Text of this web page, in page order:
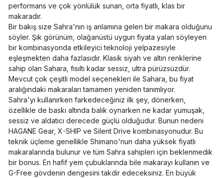
performans ve çok yönlülük sunan, orta fiyatlı, klas bir
makaradır.
Bir bakış size Sahra'nın iş anlamına gelen bir makara olduğunu
söyler. Şık görünüm, olağanüstü uygun fiyata yalan söyleyen
bir kombinasyonda etkileyici teknoloji yelpazesiyle
eşleşmekten daha fazlasıdır. Klasik siyah ve altın renklerine
sahip olan Sahara, fısıltı kadar sessiz, ultra pürüzsüzdür.
Mevcut çok çeşitli model seçenekleri ile Sahara, bu fiyat
aralığındaki makaraları tamamen yeniden tanımlıyor.
Sahra'yı kullanırken farkedeceğiniz ilk şey, dönerken,
özellikle de baskı altında balık oynarken ne kadar yumuşak,
sessiz ve aldatıcı derecede güçlü olduğudur. Bunun nedeni
HAGANE Gear, X-SHIP ve Silent Drive kombinasyonudur. Bu
teknik üçleme genellikle Shimano'nun daha yüksek fiyatlı
makaralarında bulunur ve tüm Sahra sahipleri için beklenmedik
bir bonus. En hafif yem çubuklarında bile makarayı kullanın ve
G-Free gövdenin dengesini takdir edeceksiniz. En büyük